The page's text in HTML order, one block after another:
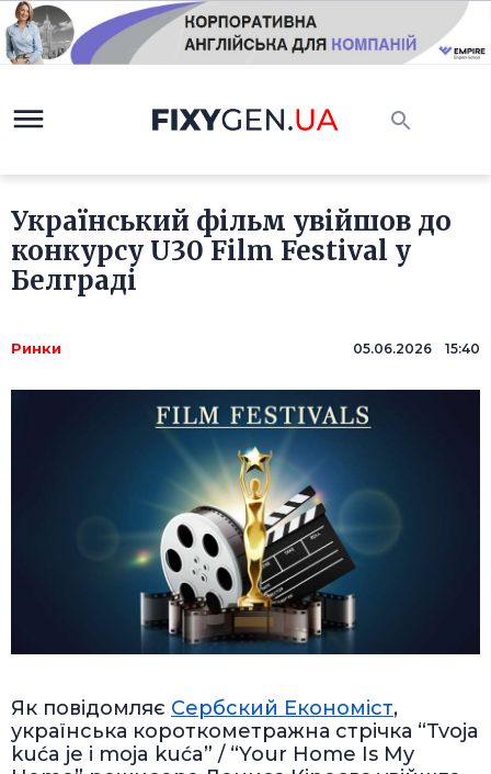
Український фільм увійшов до
конкурсу U30 Film Festival у
Белграді
Ринки 05.06.2026 15:40
Як повідомляє Сербский Економіст,
українська короткометражна стрічка “Tvoja
kuća je i moja kuća” / “Your Home Is My